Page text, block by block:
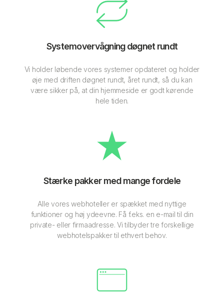
Systemovervågning døgnet rundt
Vi holder løbende vores systemer opdateret og holder
øje med driften døgnet rundt, året rundt, så du kan
være sikker på, at din hjemmeside er godt kørende
hele tiden.
Stærke pakker med mange fordele
Alle vores webhoteller er spækket med nyttige
funktioner og høj ydeevne. Få f.eks. en e-mail til din
private- eller firmaadresse. Vi tilbyder tre forskellige
webhotelspakker til ethvert behov.